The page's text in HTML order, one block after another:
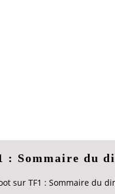
: Sommaire du
sur TF1 : Sommaire du